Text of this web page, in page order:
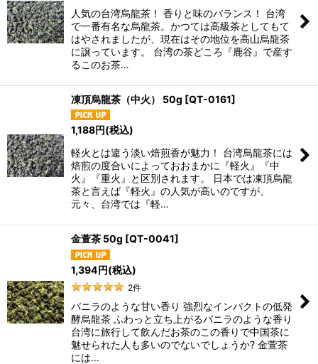
人気の台湾烏龍茶！ 香りと味のバランス！ 台湾
で一番有名な烏龍茶。かつては高級茶としてもて
はやされましたが、現在はその地位を高山烏龍茶
に譲っています。 台湾の茶どころ『鹿谷』で産す
るこのお茶…
凍頂烏龍茶（中火） 50g [QT-0161]
1,188円(税込)
軽火とは違う淡い焙煎香が魅力！ 台湾烏龍茶には
焙煎の度合いによっておおまかに『軽火』『中
火』『重火』と区別されます。 日本では凍頂烏龍
茶と言えば『軽火』の人気が高いのですが、
元々、台湾では『軽…
金萱茶 50g [QT-0041]
1,394円(税込)
2件
バニラのような甘い香り 強烈なインパクトの低発
酵烏龍茶 ふわっと立ち上がるバニラのような香り
台湾に旅行して飲んだお茶のこの香りで中国茶に
魅せられた人も多いのでないでしょうか? 金萱茶
には…